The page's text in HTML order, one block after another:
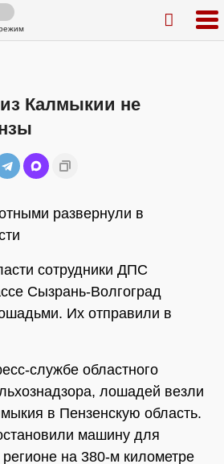
Калмыкии не
развернули в
сотрудники ДПС
Сызрань-Волгоград
Их отправили в
службе областного
лошадей везли
в Пензенскую область.
машину для
на 380-м километре